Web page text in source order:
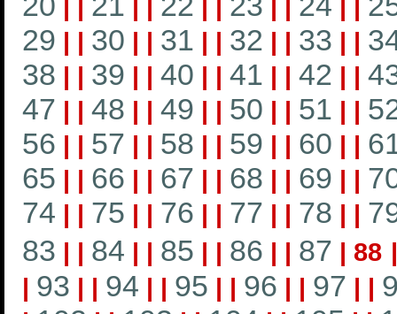
29 | | 30 | | 31 | | 32 | | 33 | |
38 | | 39 | | 40 | | 41 | | 42 | |
47 | | 48 | | 49 | | 50 | | 51 | |
56 | | 57 | | 58 | | 59 | | 60 | |
65 | | 66 | | 67 | | 68 | | 69 | |
74 | | 75 | | 76 | | 77 | | 78 | |
83 | | 84 | | 85 | | 86 | | 87 | 88
| 93 | | 94 | | 95 | | 96 | | 97 | |